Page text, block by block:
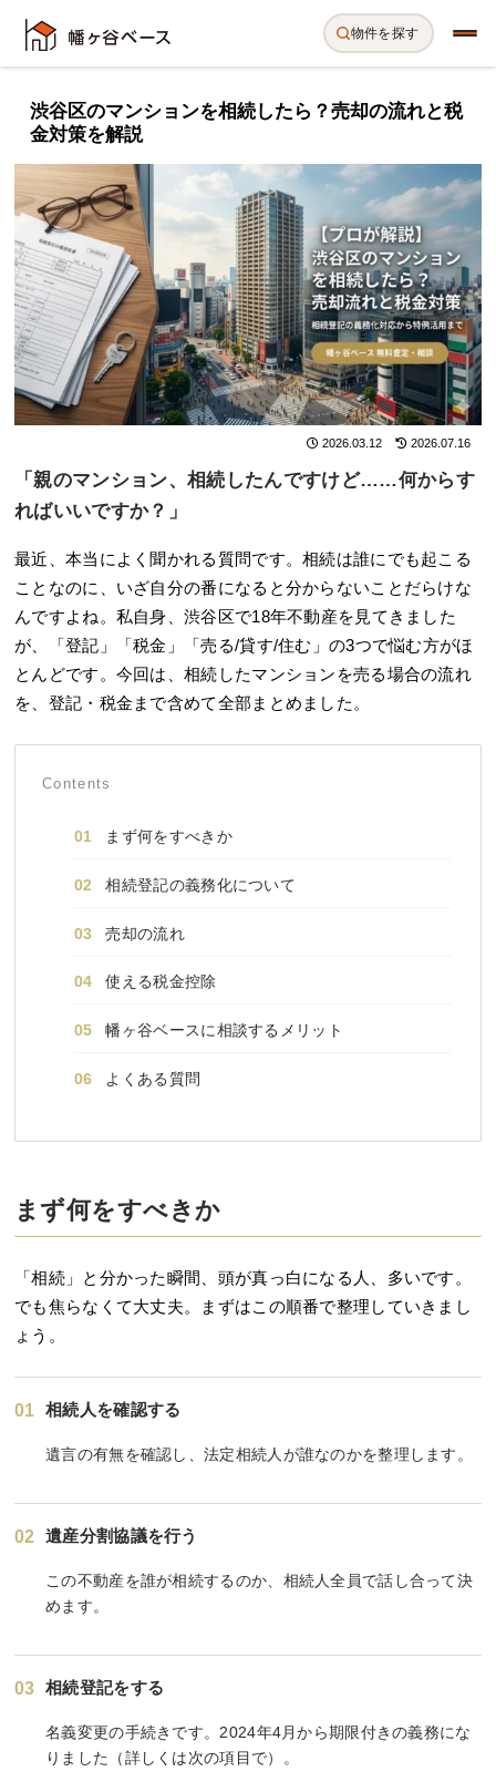
物件を探す
渋谷区のマンションを相続したら？売却の流れと税
金対策を解説
2026.03.12 2026.07.16
「親のマンション、相続したんですけど……何からす
ればいいですか？」
最近、本当によく聞かれる質問です。相続は誰にでも起こる
ことなのに、いざ自分の番になると分からないことだらけな
んですよね。私自身、渋谷区で18年不動産を見てきました
が、「登記」「税金」「売る/貸す/住む」の3つで悩む方がほ
とんどです。今回は、相続したマンションを売る場合の流れ
を、登記・税金まで含めて全部まとめました。
Contents
まず何をすべきか
相続登記の義務化について
売却の流れ
使える税金控除
幡ヶ谷ベースに相談するメリット
よくある質問
まず何をすべきか
「相続」と分かった瞬間、頭が真っ白になる人、多いです。
でも焦らなくて大丈夫。まずはこの順番で整理していきまし
ょう。
01 相続人を確認する
遺言の有無を確認し、法定相続人が誰なのかを整理します。
02 遺産分割協議を行う
この不動産を誰が相続するのか、相続人全員で話し合って決
めます。
03 相続登記をする
名義変更の手続きです。2024年4月から期限付きの義務にな
りました（詳しくは次の項目で）。